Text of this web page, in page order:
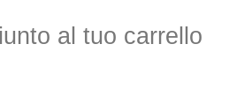
al tuo carrello